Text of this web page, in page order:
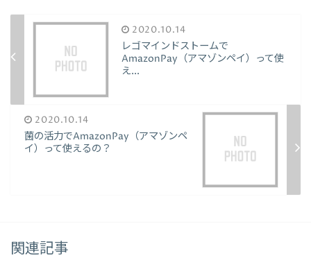
2020.10.14
レゴマインドストームで
AmazonPay（アマゾンペイ）って使
え...
2020.10.14
菌の活力でAmazonPay（アマゾンペ
イ）って使えるの？
関連記事